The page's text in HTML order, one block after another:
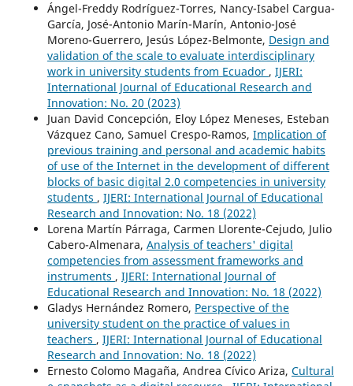
Ángel-Freddy Rodríguez-Torres, Nancy-Isabel Cargua-
García, José-Antonio Marín-Marín, Antonio-José
Moreno-Guerrero, Jesús López-Belmonte, Design and
validation of the scale to evaluate interdisciplinary
work in university students from Ecuador , IJERI:
International Journal of Educational Research and
Innovation: No. 20 (2023)
Juan David Concepción, Eloy López Meneses, Esteban
Vázquez Cano, Samuel Crespo-Ramos, Implication of
previous training and personal and academic habits
of use of the Internet in the development of different
blocks of basic digital 2.0 competencies in university
students , IJERI: International Journal of Educational
Research and Innovation: No. 18 (2022)
Lorena Martín Párraga, Carmen Llorente-Cejudo, Julio
Cabero-Almenara, Analysis of teachers' digital
competencies from assessment frameworks and
instruments , IJERI: International Journal of
Educational Research and Innovation: No. 18 (2022)
Gladys Hernández Romero, Perspective of the
university student on the practice of values in
teachers , IJERI: International Journal of Educational
Research and Innovation: No. 18 (2022)
Ernesto Colomo Magaña, Andrea Cívico Ariza, Cultural